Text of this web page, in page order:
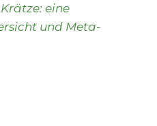
eine
und Meta-